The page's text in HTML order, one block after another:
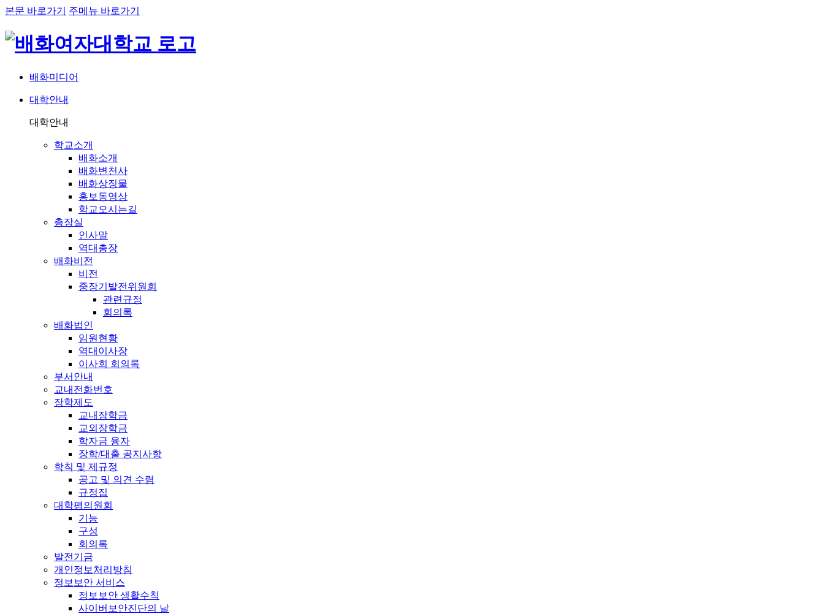
본문 바로가기 주메뉴 바로가기
배화미디어
네비게이션
대학안내
대학안내
학교소개
배화소개
배화변천사
배화상징물
홍보동영상
학교오시는길
총장실
인사말
역대총장
배화비전
비전
중장기발전위원회
관련규정
회의록
배화법인
임원현황
역대이사장
이사회 회의록
부서안내
교내전화번호
장학제도
교내장학금
교외장학금
학자금 융자
장학/대출 공지사항
학칙 및 제규정
공고 및 의견 수렴
규정집
대학평의원회
기능
구성
회의록
발전기금
개인정보처리방침
정보보안 서비스
정보보안 생활수칙
사이버보안진단의 날